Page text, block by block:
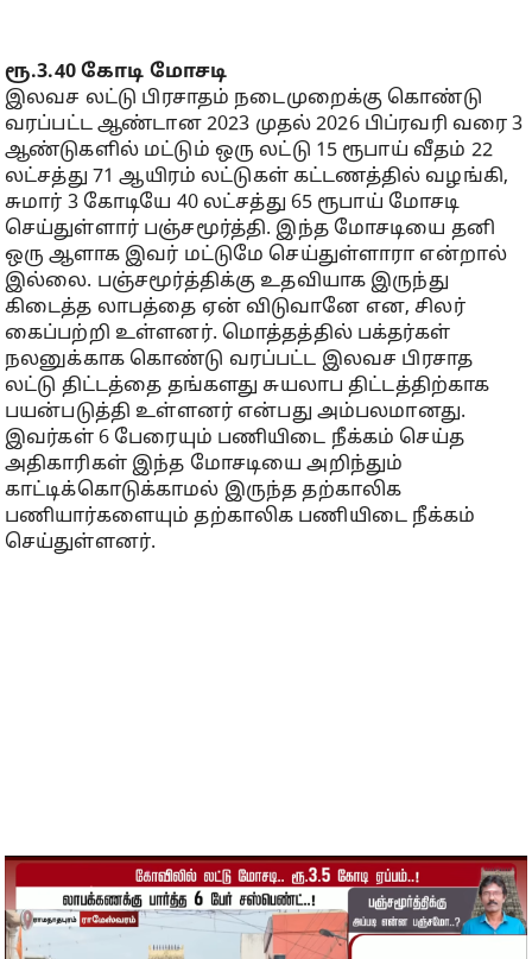
ரூ.3.40 கோடி மோசடி
இலவச லட்டு பிரசாதம் நடைமுறைக்கு கொண்டு
வரப்பட்ட ஆண்டான 2023 முதல் 2026 பிப்ரவரி வரை 3
ஆண்டுகளில் மட்டும் ஒரு லட்டு 15 ரூபாய் வீதம் 22
லட்சத்து 71 ஆயிரம் லட்டுகள் கட்டணத்தில் வழங்கி,
சுமார் 3 கோடியே 40 லட்சத்து 65 ரூபாய் மோசடி
செய்துள்ளார் பஞ்சமூர்த்தி. இந்த மோசடியை தனி
ஒரு ஆளாக இவர் மட்டுமே செய்துள்ளாரா என்றால்
இல்லை. பஞ்சமூர்த்திக்கு உதவியாக இருந்து
கிடைத்த லாபத்தை ஏன் விடுவானே என, சிலர்
கைப்பற்றி உள்ளனர். மொத்தத்தில் பக்தர்கள்
நலனுக்காக கொண்டு வரப்பட்ட இலவச பிரசாத
லட்டு திட்டத்தை தங்களது சுயலாப திட்டத்திற்காக
பயன்படுத்தி உள்ளனர் என்பது அம்பலமானது.
இவர்கள் 6 பேரையும் பணியிடை நீக்கம் செய்த
அதிகாரிகள் இந்த மோசடியை அறிந்தும்
காட்டிக்கொடுக்காமல் இருந்த தற்காலிக
பணியார்களையும் தற்காலிக பணியிடை நீக்கம்
செய்துள்ளனர்.